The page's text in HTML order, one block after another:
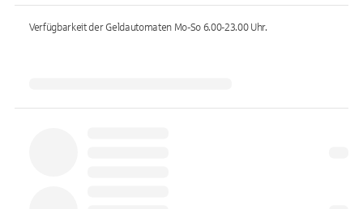
Verfügbarkeit der Geldautomaten Mo-So 6.00-23.00Uhr.